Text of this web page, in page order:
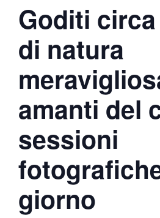
Goditi
di natura
amanti del
sessioni
giorno